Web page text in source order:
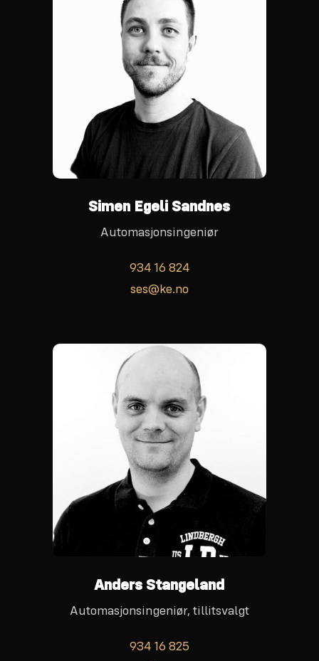
Simen Egeli Sandnes
Automasjonsingeniør
934 16 824
ses@ke.no
Anders Stangeland
Automasjonsingeniør, tillitsvalgt
934 16 825